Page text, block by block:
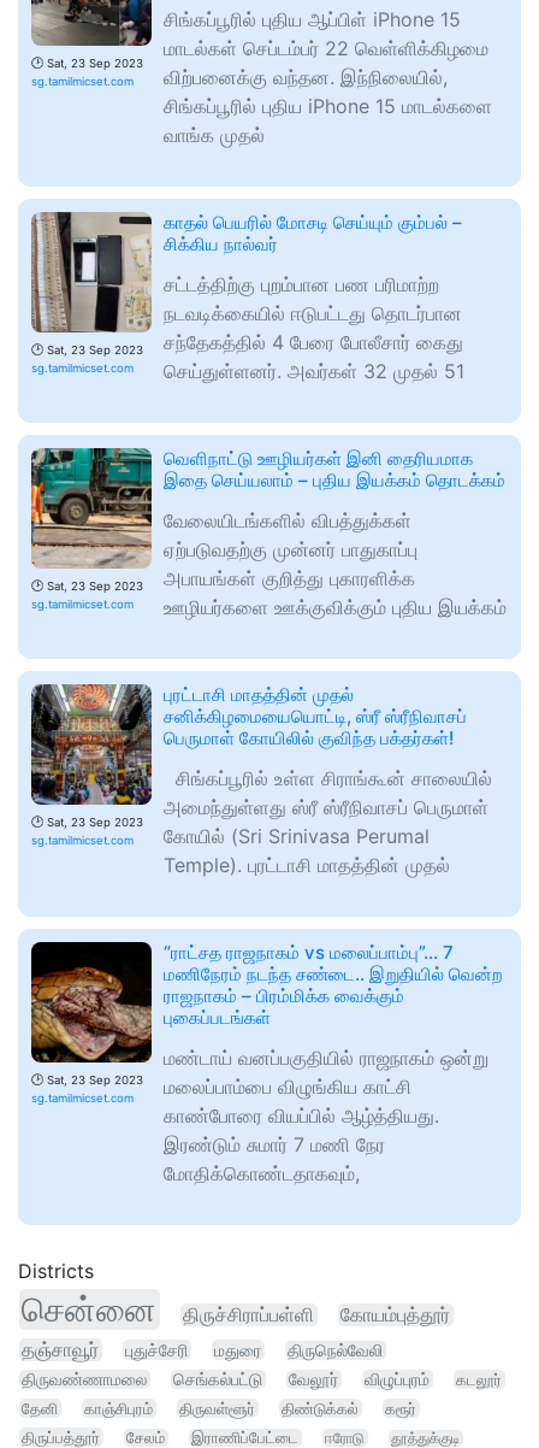
🕑 Sat, 23 Sep 2023
sg.tamilmicset.com
சிங்கப்பூரில் புதிய ஆப்பிள் iPhone 15
மாடல்கள் செப்டம்பர் 22 வெள்ளிக்கிழமை
விற்பனைக்கு வந்தன. இந்நிலையில்,
சிங்கப்பூரில் புதிய iPhone 15 மாடல்களை
வாங்க முதல்
🕑 Sat, 23 Sep 2023
sg.tamilmicset.com
காதல் பெயரில் மோசடி செய்யும் கும்பல் –
சிக்கிய நால்வர்
சட்டத்திற்கு புறம்பான பண பரிமாற்ற
நடவடிக்கையில் ஈடுபட்டது தொடர்பான
சந்தேகத்தில் 4 பேரை போலீசார் கைது
செய்துள்ளனர். அவர்கள் 32 முதல் 51
🕑 Sat, 23 Sep 2023
sg.tamilmicset.com
வெளிநாட்டு ஊழியர்கள் இனி தைரியமாக
இதை செய்யலாம் – புதிய இயக்கம் தொடக்கம்
வேலையிடங்களில் விபத்துக்கள்
ஏற்படுவதற்கு முன்னர் பாதுகாப்பு
அபாயங்கள் குறித்து புகாரளிக்க
ஊழியர்களை ஊக்குவிக்கும் புதிய இயக்கம்
🕑 Sat, 23 Sep 2023
sg.tamilmicset.com
புரட்டாசி மாதத்தின் முதல்
சனிக்கிழமையையொட்டி, ஸ்ரீ ஸ்ரீநிவாசப்
பெருமாள் கோயிலில் குவிந்த பக்தர்கள்!
சிங்கப்பூரில் உள்ள சிராங்கூன் சாலையில்
அமைந்துள்ளது ஸ்ரீ ஸ்ரீநிவாசப் பெருமாள்
கோயில் (Sri Srinivasa Perumal
Temple). புரட்டாசி மாதத்தின் முதல்
🕑 Sat, 23 Sep 2023
sg.tamilmicset.com
“ராட்சத ராஜநாகம் vs மலைப்பாம்பு”… 7
மணிநேரம் நடந்த சண்டை.. இறுதியில் வென்ற
ராஜநாகம் – பிரம்மிக்க வைக்கும்
புகைப்படங்கள்
மண்டாய் வனப்பகுதியில் ராஜநாகம் ஒன்று
மலைப்பாம்பை விழுங்கிய காட்சி
காண்போரை வியப்பில் ஆழ்த்தியது.
இரண்டும் சுமார் 7 மணி நேர
மோதிக்கொண்டதாகவும்,
Districts
சென்னை திருச்சிராப்பள்ளி
கோயம்புத்தூர்
தஞ்சாவூர்
புதுச்சேரி மதுரை
திருநெல்வேலி
திருவண்ணாமலை
செங்கல்பட்டு வேலூர் விழுப்புரம்
கடலூர்
தேனி
காஞ்சிபுரம் திருவள்ளூர் திண்டுக்கல்
கரூர்
திருப்பத்தூர்
சேலம் இராணிப்பேட்டை ஈரோடு
தூத்துக்குடி